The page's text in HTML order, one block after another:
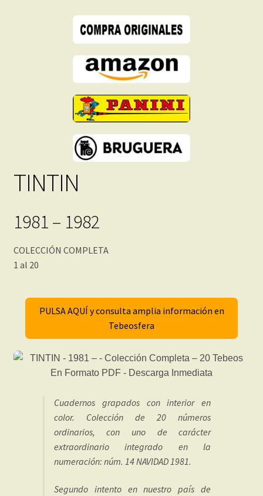
TINTIN
1981 – 1982
COLECCIÓN COMPLETA
1 al 20
PULSA AQUÍ y consulta amplia información en
Tebeosfera
Cuadernos grapados con interior en
color. Colección de 20 números
ordinarios, con uno de carácter
extraordinario integrado en la
numeración: núm. 14 NAVIDAD 1981.
Segundo intento en nuestro país de